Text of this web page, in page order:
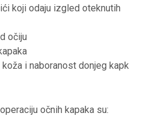
koji odaju izgled oteknutih
očiju
i naboranost donjeg kapk
očnih kapaka su: